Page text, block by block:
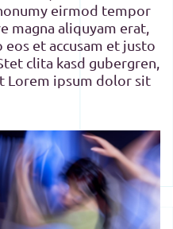
eirmod tempor
magna aliquyam erat,
et accusam et justo
clita kasd gubergren,
Lorem ipsum dolor sit